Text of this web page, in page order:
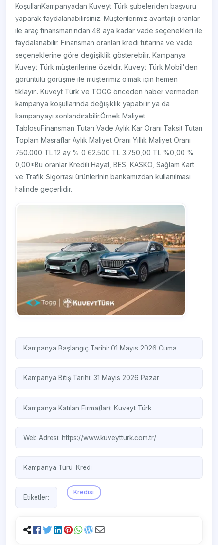
KoşullarıKampanyadan Kuveyt Türk şubeleriden başvuru
yaparak faydalanabilirsiniz. Müşterilerimiz avantajlı oranlar
ile araç finansmanından 48 aya kadar vade seçenekleri ile
faydalanabilir. Finansman oranları kredi tutarına ve vade
seçeneklerine göre değişiklik gösterebilir. Kampanya
Kuveyt Türk müşterilerine özeldir. Kuveyt Türk Mobil'den
görüntülü görüşme ile müşterimiz olmak için hemen
tıklayın. Kuveyt Türk ve TOGG önceden haber vermeden
kampanya koşullarında değişiklik yapabilir ya da
kampanyayı sonlandırabilir.Örnek Maliyet
TablosuFinansman Tutarı Vade Aylık Kar Oranı Taksit Tutarı
Toplam Masraflar Aylık Maliyet Oranı Yıllık Maliyet Oranı
750.000 TL 12 ay % 0 62.500 TL 3.750,00 TL %0,00 %
0,00*Bu oranlar Kredili Hayat, BES, KASKO, Sağlam Kart
ve Trafik Sigortası ürünlerinin bankamızdan kullanılması
halinde geçerlidir.
Kampanya Başlangıç Tarihi: 01 Mayıs 2026 Cuma
Kampanya Bitiş Tarihi: 31 Mayıs 2026 Pazar
Kampanya Katılan Firma(lar): Kuveyt Türk
Web Adresi: https://www.kuveytturk.com.tr/
Kampanya Türü: Kredi
Etiketler:
Kredisi